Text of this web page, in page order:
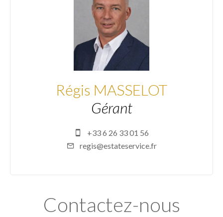
Régis MASSELOT
Gérant
+33 6 26 33 01 56
regis@estateservice.fr
Contactez-nous